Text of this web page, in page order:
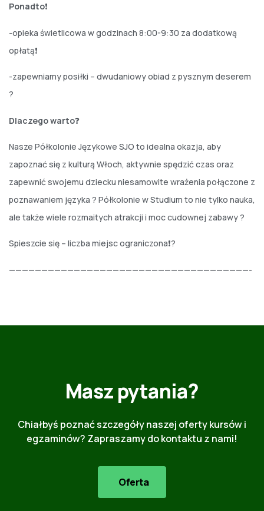
Ponadto❗️
-opieka świetlicowa w godzinach 8:00-9:30 za dodatkową
opłatą❗️
-zapewniamy posiłki – dwudaniowy obiad z pysznym deserem
?
Dlaczego warto❓
Nasze Półkolonie Językowe SJO to idealna okazja, aby
zapoznać się z kulturą Włoch, aktywnie spędzić czas oraz
zapewnić swojemu dziecku niesamowite wrażenia połączone z
poznawaniem języka ? Półkolonie w Studium to nie tylko nauka,
ale także wiele rozmaitych atrakcji i moc cudownej zabawy ?
Spieszcie się – liczba miejsc ograniczona❗️?
—————————————————————————————————————-
Masz pytania?
Chiałbyś poznać szczegóły naszej oferty kursów i
egzaminów? Zapraszamy do kontaktu z nami!
Oferta